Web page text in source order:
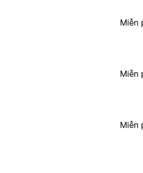
Miễn
Miễn
Miễn